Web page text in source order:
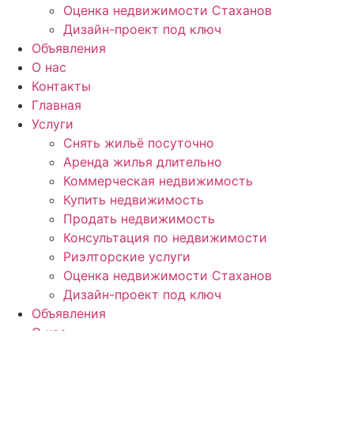
Оценка недвижимости Стаханов
Дизайн-проект под ключ
Объявления
О нас
Контакты
Главная
Услуги
Снять жильё посуточно
Аренда жилья длительно
Коммерческая недвижимость
Купить недвижимость
Продать недвижимость
Консультация по недвижимости
Риэлторские услуги
Оценка недвижимости Стаханов
Дизайн-проект под ключ
Объявления
О нас